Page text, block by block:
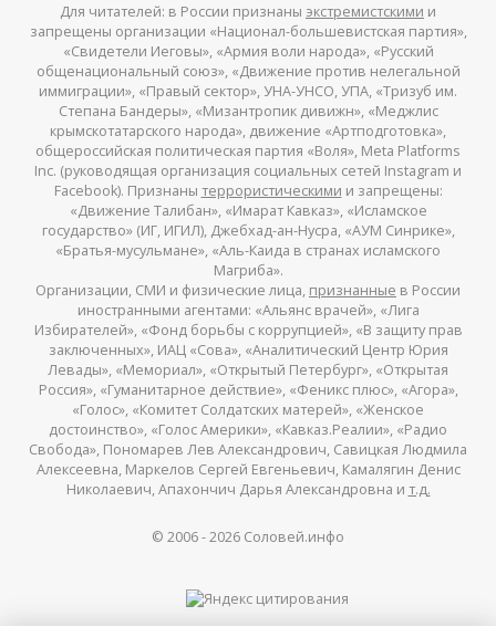
Для читателей: в России признаны экстремистскими и
запрещены организации «Национал-большевистская партия»,
«Свидетели Иеговы», «Армия воли народа», «Русский
общенациональный союз», «Движение против нелегальной
иммиграции», «Правый сектор», УНА-УНСО, УПА, «Тризуб им.
Степана Бандеры», «Мизантропик дивижн», «Меджлис
крымскотатарского народа», движение «Артподготовка»,
общероссийская политическая партия «Воля», Meta Platforms
Inc. (руководящая организация социальных сетей Instagram и
Facebook). Признаны террористическими и запрещены:
«Движение Талибан», «Имарат Кавказ», «Исламское
государство» (ИГ, ИГИЛ), Джебхад-ан-Нусра, «АУМ Синрике»,
«Братья-мусульмане», «Аль-Каида в странах исламского
Магриба».
Организации, СМИ и физические лица, признанные в России
иностранными агентами: «Альянс врачей», «Лига
Избирателей», «Фонд борьбы с коррупцией», «В защиту прав
заключенных», ИАЦ «Сова», «Аналитический Центр Юрия
Левады», «Мемориал», «Открытый Петербург», «Открытая
Россия», «Гуманитарное действие», «Феникс плюс», «Агора»,
«Голос», «Комитет Солдатских матерей», «Женское
достоинство», «Голос Америки», «Кавказ.Реалии», «Радио
Свобода», Пономарев Лев Александрович, Савицкая Людмила
Алексеевна, Маркелов Сергей Евгеньевич, Камалягин Денис
Николаевич, Апахончич Дарья Александровна и т.д.
© 2006 -2026 Соловей.инфо